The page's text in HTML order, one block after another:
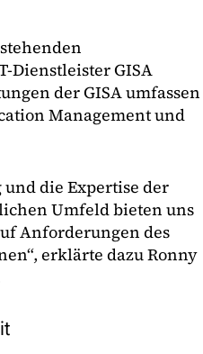
Dienstleister GISA
der GISA umfassen
Management und
und die Expertise der
Umfeld bieten uns
Anforderungen des
erklärte dazu Ronny